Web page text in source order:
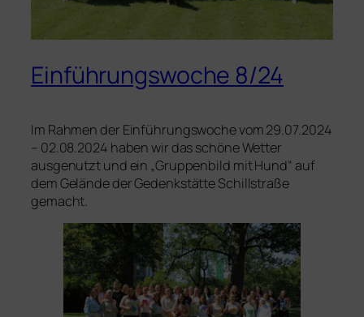
Einführungswoche 8/24
Im Rahmen der Einführungswoche vom 29.07.2024
– 02.08.2024 haben wir das schöne Wetter
ausgenutzt und ein „Gruppenbild mit Hund“ auf
dem Gelände der Gedenkstätte Schillstraße
gemacht.